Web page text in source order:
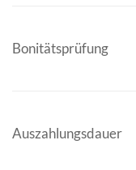
Bonitätsprüfung
Auszahlungsdauer